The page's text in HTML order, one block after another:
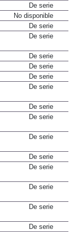
De serie
No disponible
De serie
De serie
De serie
De serie
De serie
De serie
De serie
De serie
De serie
De serie
De serie
De serie
De serie
De serie